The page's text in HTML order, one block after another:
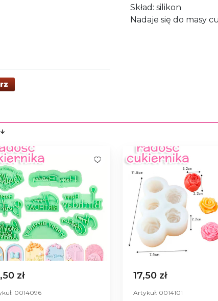
Skład: silikon
Nadaje się do masy
zł
0014096
17,50 zł
Artykuł: 0014101